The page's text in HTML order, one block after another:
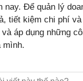
nay. Để quản lý
tiết kiệm chi phí
áp dụng những
mình.